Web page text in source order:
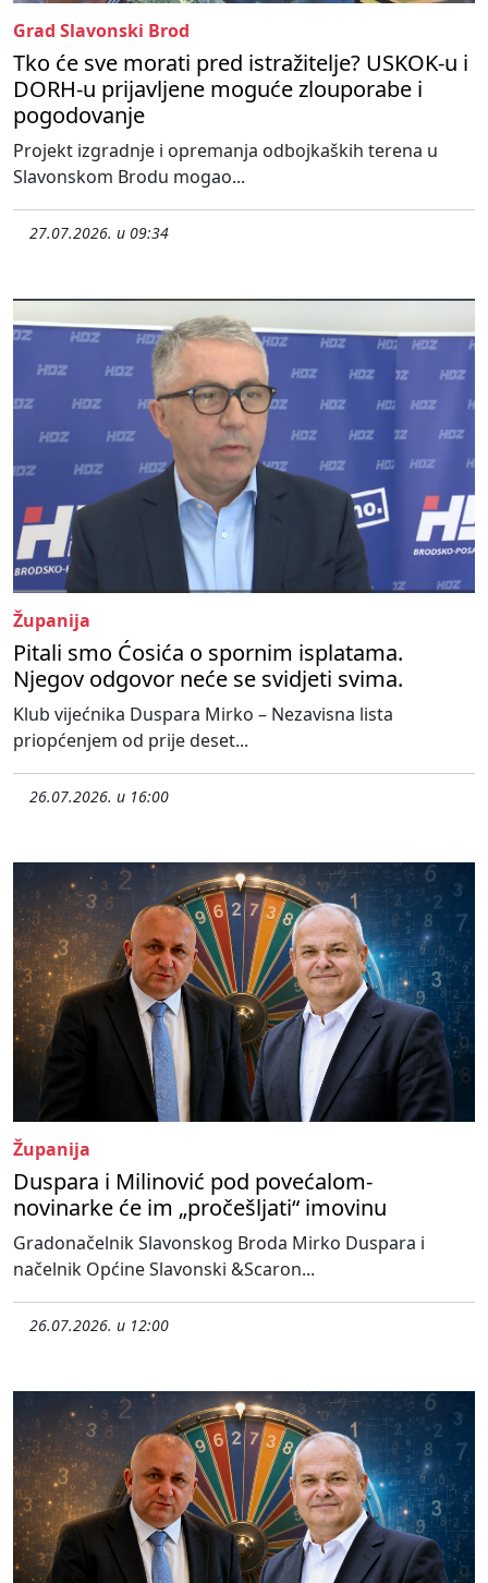
Grad Slavonski Brod
Tko će sve morati pred istražitelje? USKOK-u i
DORH-u prijavljene moguće zlouporabe i
pogodovanje
Projekt izgradnje i opremanja odbojkaških terena u
Slavonskom Brodu mogao...
27.07.2026. u 09:34
Županija
Pitali smo Ćosića o spornim isplatama.
Njegov odgovor neće se svidjeti svima.
Klub vijećnika Duspara Mirko – Nezavisna lista
priopćenjem od prije deset...
26.07.2026. u 16:00
Županija
Duspara i Milinović pod povećalom-
novinarke će im „pročešljati“ imovinu
Gradonačelnik Slavonskog Broda Mirko Duspara i
načelnik Općine Slavonski &Scaron...
26.07.2026. u 12:00